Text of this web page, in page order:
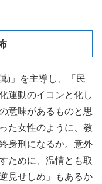
」を主導し、「民
運動のイコンと化し
意味があるものと思
た女性のように、教
身刑になるか。意外
ために、温情とも取
見せしめ」もあるか